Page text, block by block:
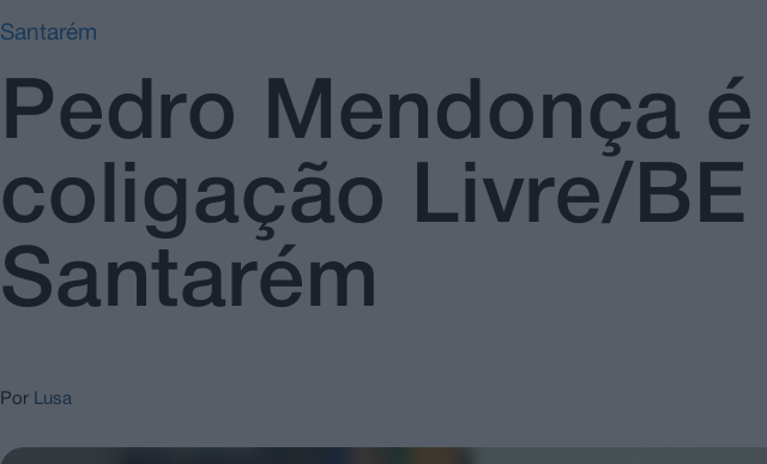
Santarém
Pedro Mendonça
coligação Livre/BE
Santarém
Por Lusa